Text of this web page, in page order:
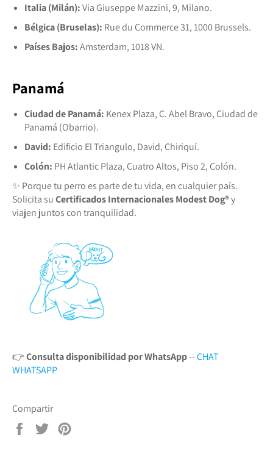
Italia (Milán):Via Giuseppe Mazzini, 9, Milano.
Bélgica (Bruselas): Rue du Commerce 31, 1000 Brussels.
Países Bajos:Amsterdam, 1018 VN.
Panamá
Ciudad de Panamá: Kenex Plaza, C. Abel Bravo, Ciudad de
Panamá (Obarrio).
David: Edificio El Triangulo, David, Chiriquí.
Colón: PH Atlantic Plaza, Cuatro Altos, Piso 2, Colón.
✨ Porque tu perro es parte de tu vida, en cualquier país.
Solicita suCertificados Internacionales Modest Dog®️y
viajen juntos con tranquilidad.
👉Consulta disponibilidad por WhatsApp--CHAT
WHATSAPP
Compartir
Compartir
Tuitear